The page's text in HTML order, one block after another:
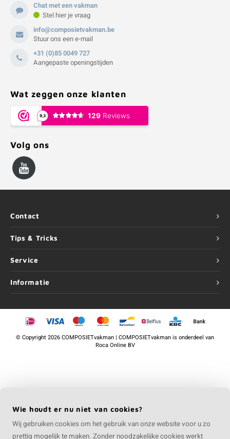
Chat met een vakman
Stel hier je vraag
info@composietvakman.be
Stuur ons een e-mail
+31 (0)85 0049 727
Aangepaste openingstijden
Wat zeggen onze klanten
Volg ons
Contact
Tips & Tricks
Service
Informatie
©Copyright2026 COMPOSIETvakman | COMPOSIETvakman is onderdeel van
Roca Online BV
Wie houdt er nu niet van cookies?
Wij gebruiken cookies om het gebruik van onze website voor u zo
prettig mogelijk te maken. Zonder noodzakelijke cookies werkt